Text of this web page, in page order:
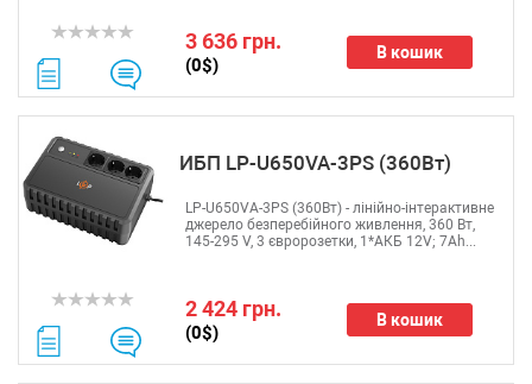
3 636 грн.
(0$)
В кошик
ИБП LP-U650VA-3PS (360Вт)
2 424 грн.
(0$)
В кошик
LP-U650VA-3PS (360Вт) - лінійно-інтерактивне
джерело безперебійного живлення, 360 Вт,
145-295 V, 3 євророзетки, 1*АКБ 12V; 7Ah...